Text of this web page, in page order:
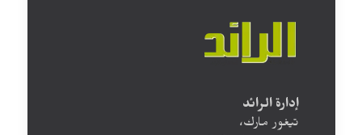
إدارة الرائد
تيغور مارك،